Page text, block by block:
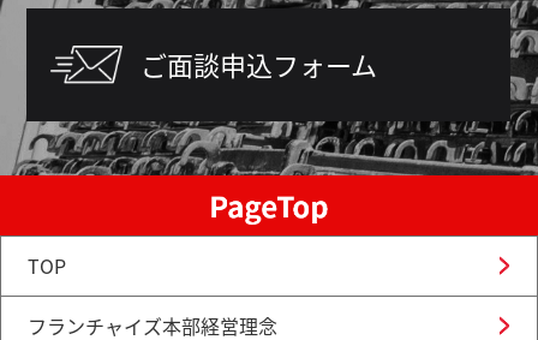
ご面談申込フォーム
TOP
フランチャイズ本部経営理念